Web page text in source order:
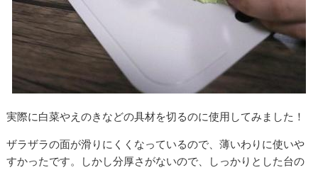
実際に白菜やえのきなどの具材を切るのに使用してみました！
ザラザラの面が滑りにくくなっているので、薄いわりに使いや
すかったです。しかし分厚さがないので、しっかりとした台の